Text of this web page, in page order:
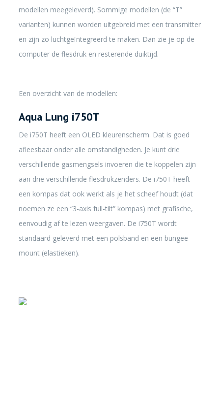
modellen meegeleverd). Sommige modellen (de “T”
varianten) kunnen worden uitgebreid met een transmitter
en zijn zo luchtgeïntegreerd te maken. Dan zie je op de
computer de flesdruk en resterende duiktijd.
Een overzicht van de modellen:
Aqua Lung i750T
De i750T heeft een OLED kleurenscherm. Dat is goed
afleesbaar onder alle omstandigheden. Je kunt drie
verschillende gasmengsels invoeren die te koppelen zijn
aan drie verschillende flesdrukzenders. De i750T heeft
een kompas dat ook werkt als je het scheef houdt (dat
noemen ze een “3-axis full-tilt” kompas) met grafische,
eenvoudig af te lezen weergaven. De i750T wordt
standaard geleverd met een polsband en een bungee
mount (elastieken).